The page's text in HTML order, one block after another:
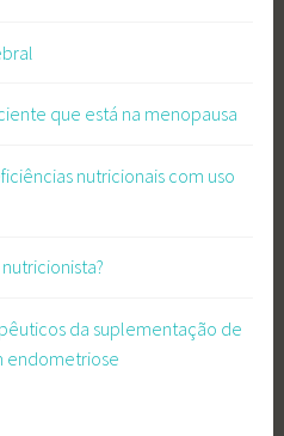
que está na menopausa
nutricionais com uso
da suplementação de
endometriose